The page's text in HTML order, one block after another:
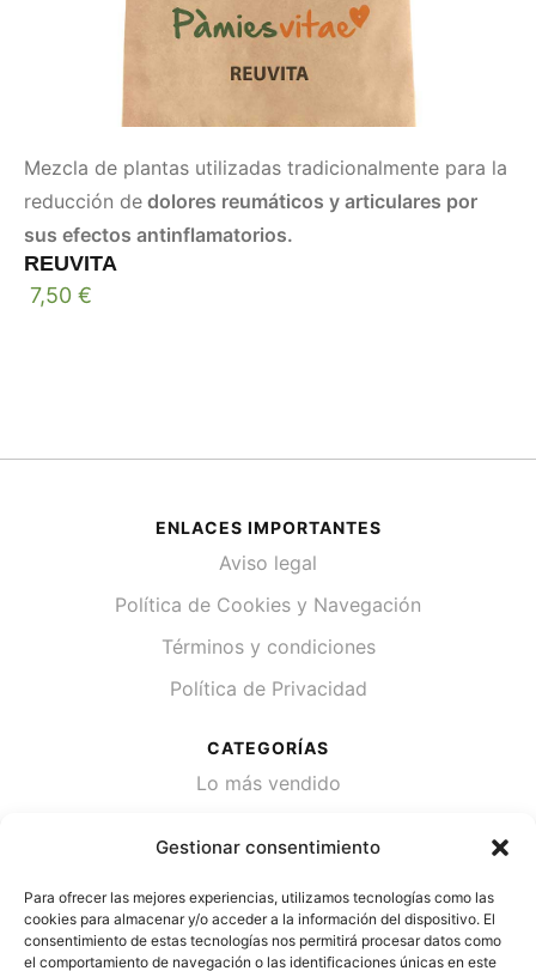
Gestionar consentimiento
Para ofrecer las mejores experiencias, utilizamos tecnologías como las
cookies para almacenar y/o acceder a la información del dispositivo. El
consentimiento de estas tecnologías nos permitirá procesar datos como
el comportamiento de navegación o las identificaciones únicas en este
Mezcla de plantas utilizadas tradicionalmente para la
reducción de dolores reumáticos y articulares por
sus efectos antinflamatorios.
REUVITA
7,50 €
ENLACES IMPORTANTES
Aviso legal
Política de Cookies y Navegación
Términos y condiciones
Política de Privacidad
CATEGORÍAS
Lo más vendido
Desinfección de agua